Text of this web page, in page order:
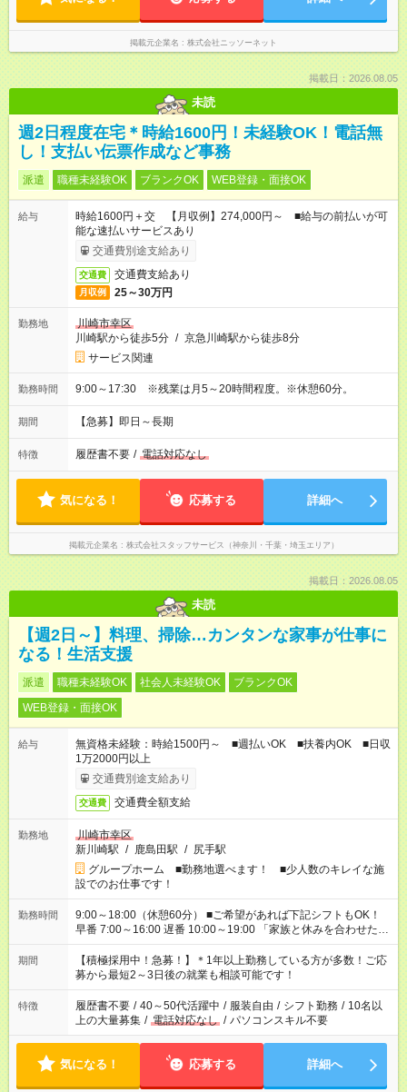
掲載元企業名 株式会社ニッソーネット
掲載日：2026.08.05
未読
週2日程度在宅＊時給1600円！未経験OK！電話無
し！支払い伝票作成など事務
派遣 職種未経験OK ブランクOK WEB登録・面接OK
給与
時給1600円＋交 【月収例】274,000円～ ■給与の前払いが可
能な速払いサービスあり
交通費別途支給あり
交通費 交通費支給あり
月収例 25～30万円
勤務地
川崎市幸区
川崎駅から徒歩5分 / 京急川崎駅から徒歩8分
サービス関連
勤務時間 9:00～17:30 ※残業は月5～20時間程度。※休憩60分。
期間 【急募】即日～長期
特徴 履歴書不要 / 電話対応なし
気になる！ 応募する 詳細へ
掲載元企業名 株式会社スタッフサービス（神奈川・千葉・埼玉エリア）
掲載日：2026.08.05
未読
【週2日～】料理、掃除…カンタンな家事が仕事に
なる！生活支援
派遣 職種未経験OK 社会人未経験OK
ブランクOK
WEB登録・面接OK
給与
無資格未経験：時給1500円～ ■週払いOK ■扶養内OK ■日収
1万2000円以上
交通費別途支給あり
交通費 交通費全額支給
勤務地
川崎市幸区
新川崎駅 / 鹿島田駅 / 尻手駅
グループホーム ■勤務地選べます！ ■少人数のキレイな施
設でのお仕事です！
勤務時間
9:00～18:00（休憩60分） ■ご希望があれば下記シフトもOK！
早番 7:00～16:00 遅番 10:00～19:00 「家族と休みを合わせた
い」 「余裕を持って夕飯の準備がしたい」 「できれば残業はし
たくない」 など、ご希望を教えてくださいね。 ※Wワーク希望
の方へ 今ご覧のお仕事で希望する勤務時間と、もう1つのお仕事
の勤務時間。 合計で週40時間を超える場合は応募できません。
期間
【積極採用中！急募！】＊1年以上勤務している方が多数！ご応
募から最短2～3日後の就業も相談可能です！
特徴 履歴書不要 / 40～50代活躍中 / 服装自由 / シフト勤務 / 10名以
上の大量募集 / 電話対応なし / パソコンスキル不要
気になる！ 応募する 詳細へ